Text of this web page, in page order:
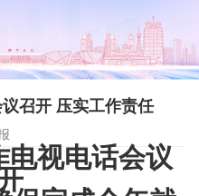
召开 压实工作责任
电视电话会议